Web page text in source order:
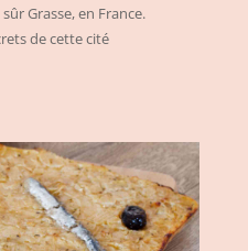
Grasse, en France.
de cette cité